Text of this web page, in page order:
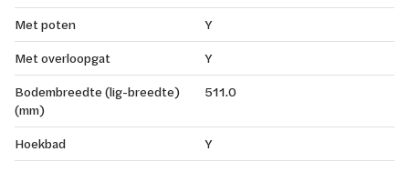
Met poten
Y
Met overloopgat
Y
Bodembreedte (lig-breedte)
(mm)
511.0
Hoekbad
Y